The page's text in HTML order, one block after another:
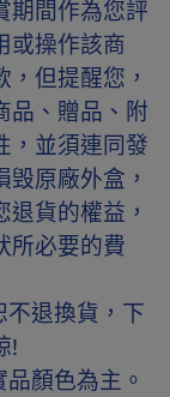
期間作為您評
或操作該商
但提醒您，
品、贈品、附
，並須連同發
原廠外盒，
貨的權益，
所必要的費
退換貨，下
!
顏色為主。